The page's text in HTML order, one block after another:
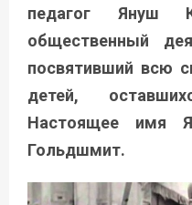
педагог Януш
общественный
посвятивший всю
детей,
Настоящее имя
Гольдшмит.